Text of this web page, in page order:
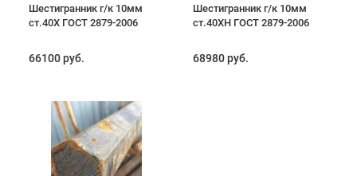
Шестигранник г/к 10мм
ст.40Х ГОСТ 2879-2006
66100 руб.
Шестигранник г/к 10мм
ст.40ХН ГОСТ 2879-2006
68980 руб.